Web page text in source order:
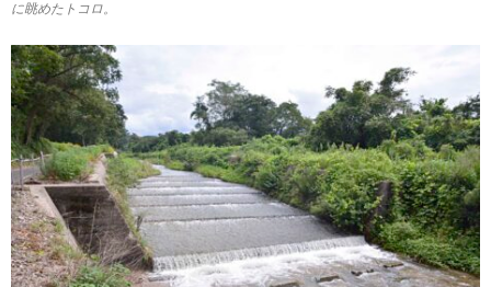
に眺めたトコロ。